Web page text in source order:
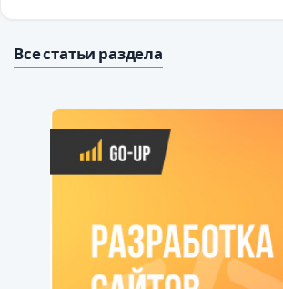
Все статьи раздела